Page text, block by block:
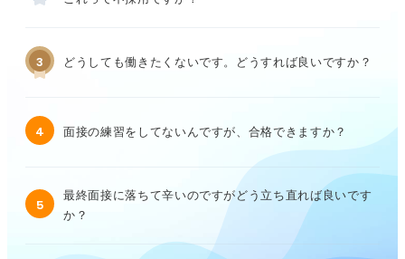
3 どうしても働きたくないです。どうすれば良いですか？
4 面接の練習をしてないんですが、合格できますか？
5
最終面接に落ちて辛いのですがどう立ち直れば良いです
か？